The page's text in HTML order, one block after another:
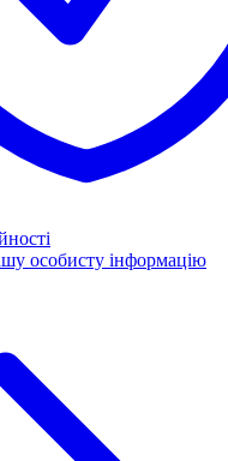
особисту інформацію